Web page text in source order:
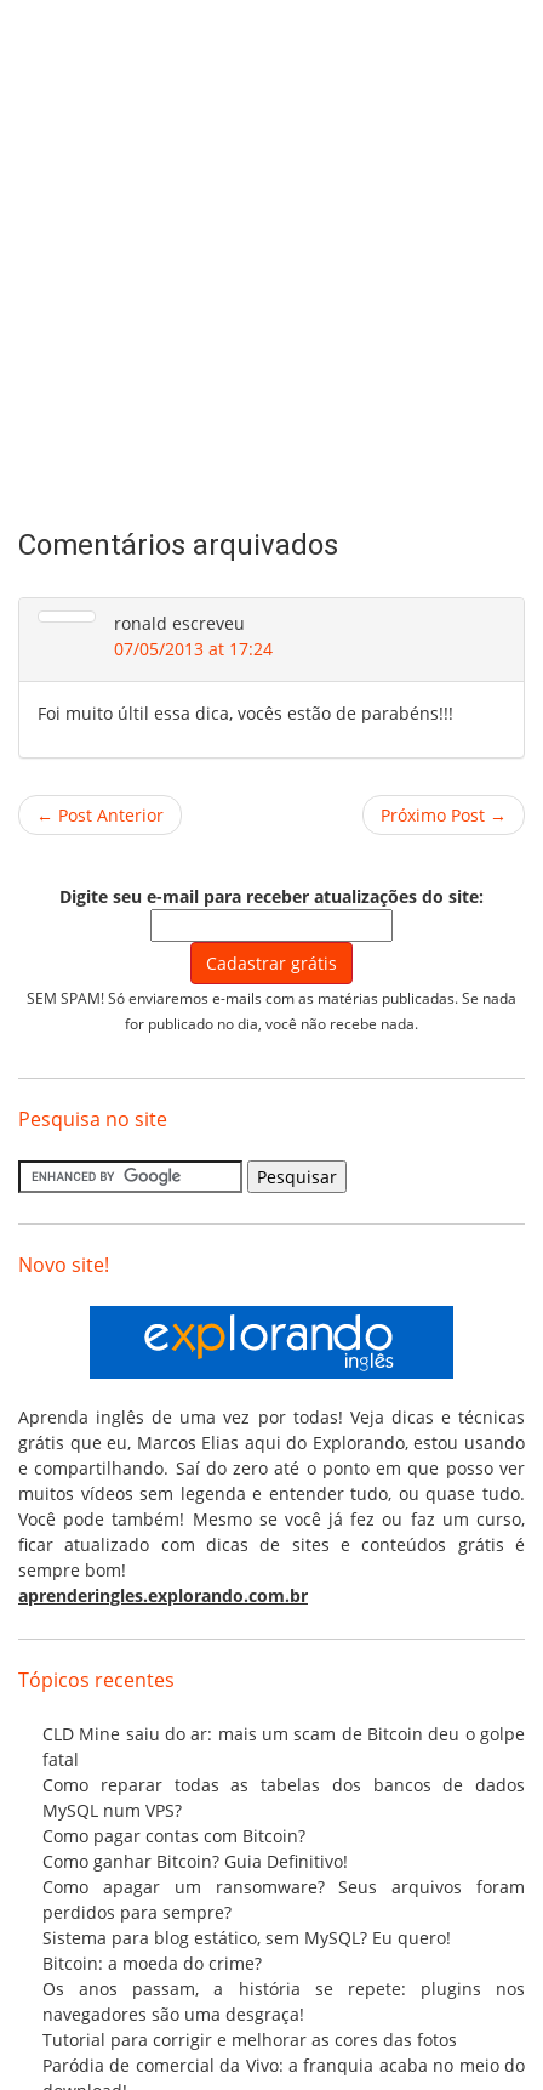
Comentários arquivados
ronald escreveu
07/05/2013 at 17:24
Foi muito últil essa dica, vocês estão de parabéns!!!
← Post Anterior Próximo Post →
Digite seu e-mail para receber atualizações do site:
SEM SPAM! Só enviaremos e-mails com as matérias publicadas. Se nada
for publicado no dia, você não recebe nada.
Pesquisa no site
Novo site!
Aprenda inglês de uma vez por todas! Veja dicas e técnicas
grátis que eu, Marcos Elias aqui do Explorando, estou usando
e compartilhando. Saí do zero até o ponto em que posso ver
muitos vídeos sem legenda e entender tudo, ou quase tudo.
Você pode também! Mesmo se você já fez ou faz um curso,
ficar atualizado com dicas de sites e conteúdos grátis é
sempre bom!
aprenderingles.explorando.com.br
Tópicos recentes
CLD Mine saiu do ar: mais um scam de Bitcoin deu o golpe
fatal
Como reparar todas as tabelas dos bancos de dados
MySQL num VPS?
Como pagar contas com Bitcoin?
Como ganhar Bitcoin? Guia Definitivo!
Como apagar um ransomware? Seus arquivos foram
perdidos para sempre?
Sistema para blog estático, sem MySQL? Eu quero!
Bitcoin: a moeda do crime?
Os anos passam, a história se repete: plugins nos
navegadores são uma desgraça!
Tutorial para corrigir e melhorar as cores das fotos
Paródia de comercial da Vivo: a franquia acaba no meio do